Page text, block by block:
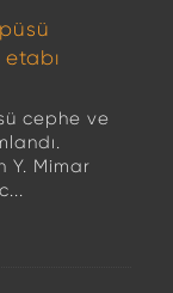
cephe ve
Y. Mimar